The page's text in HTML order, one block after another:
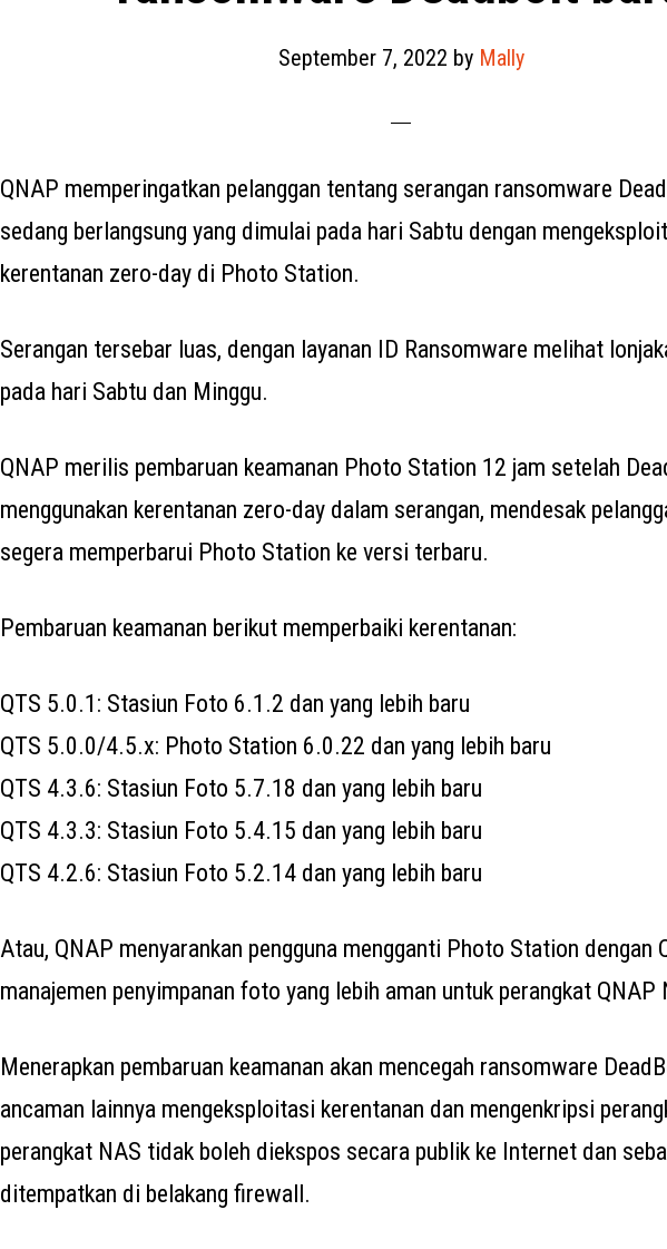
September 7, 2022 by Mally
QNAP memperingatkan pelanggan tentang serangan ransomware
sedang berlangsung yang dimulai pada hari Sabtu dengan
kerentanan zero-day di Photo Station.
Serangan tersebar luas, dengan layanan ID Ransomware melihat
pada hari Sabtu dan Minggu.
QNAP merilis pembaruan keamanan Photo Station 12 jam setelah
menggunakan kerentanan zero-day dalam serangan, mendesak
segera memperbarui Photo Station ke versi terbaru.
Pembaruan keamanan berikut memperbaiki kerentanan:
QTS 5.0.1: Stasiun Foto 6.1.2 dan yang lebih baru
QTS 5.0.0/4.5.x: Photo Station 6.0.22 dan yang lebih baru
QTS 4.3.6: Stasiun Foto 5.7.18 dan yang lebih baru
QTS 4.3.3: Stasiun Foto 5.4.15 dan yang lebih baru
QTS 4.2.6: Stasiun Foto 5.2.14 dan yang lebih baru
Atau, QNAP menyarankan pengguna mengganti Photo Station dengan
manajemen penyimpanan foto yang lebih aman untuk perangkat QNAP
Menerapkan pembaruan keamanan akan mencegah ransomware
ancaman lainnya mengeksploitasi kerentanan dan mengenkripsi
perangkat NAS tidak boleh diekspos secara publik ke Internet dan
ditempatkan di belakang firewall.